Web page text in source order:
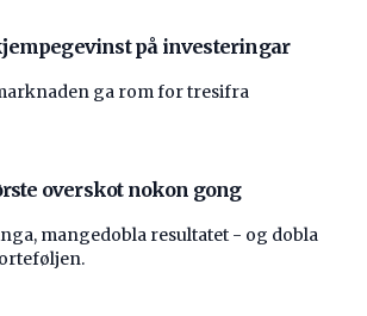
på investeringar
ga rom for tresifra
overskot nokon gong
mangedobla resultatet - og dobla